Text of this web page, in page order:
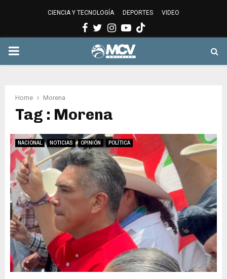
CIENCIA Y TECNOLOGÍA DEPORTES VIDEO
Facebook
Twitter
Instagram
Youtube
PRIMARY
Home Morena
Tag : Morena
NACIONAL NOTICIAS OPINIÓN POLÍTICA